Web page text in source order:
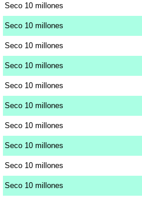
Seco 10 millones
Seco 10 millones
Seco 10 millones
Seco 10 millones
Seco 10 millones
Seco 10 millones
Seco 10 millones
Seco 10 millones
Seco 10 millones
Seco 10 millones